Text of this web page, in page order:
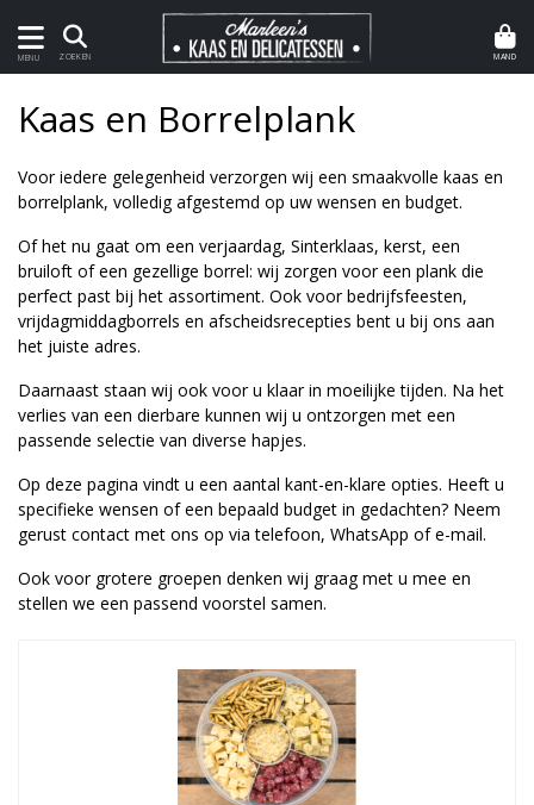
MENU ZOEKEN MAND
Kaas en Borrelplank
Voor iedere gelegenheid verzorgen wij een smaakvolle kaas en
borrelplank, volledig afgestemd op uw wensen en budget.
Of het nu gaat om een verjaardag, Sinterklaas, kerst, een
bruiloft of een gezellige borrel: wij zorgen voor een plank die
perfect past bij het assortiment. Ook voor bedrijfsfeesten,
vrijdagmiddagborrels en afscheidsrecepties bent u bij ons aan
het juiste adres.
Daarnaast staan wij ook voor u klaar in moeilijke tijden. Na het
verlies van een dierbare kunnen wij u ontzorgen met een
passende selectie van diverse hapjes.
Op deze pagina vindt u een aantal kant-en-klare opties. Heeft u
specifieke wensen of een bepaald budget in gedachten? Neem
gerust contact met ons op via telefoon, WhatsApp of e-mail.
Ook voor grotere groepen denken wij graag met u mee en
stellen we een passend voorstel samen.